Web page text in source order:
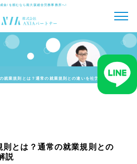
業規則/助成金/を頼むなら 南大阪総合労務事務所へ!
就業規則とは？通常の就業規則との違いを社労士が解説
則とは？通常の就業規則との
説